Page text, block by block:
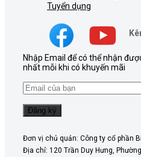
Tuyển dụng
Nhập Email để có thể nhận
nhất mỗi khi có khuyến mãi
Đơn vị chủ quản: Công ty cổ phần
Địa chỉ: 120 Trần Duy Hưng,